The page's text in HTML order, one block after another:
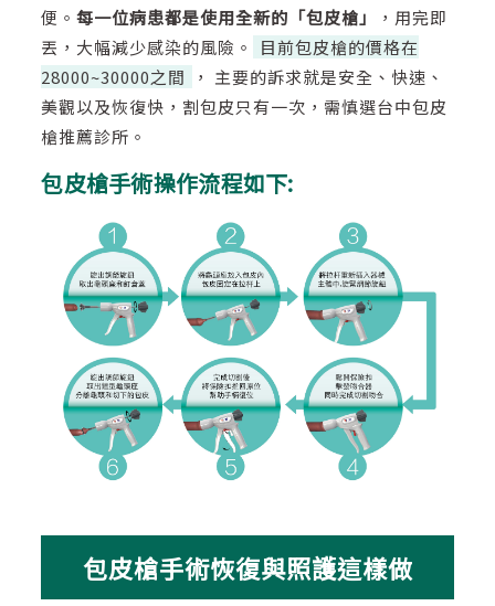
便。每一位病患都是使用全新的「包皮槍」
，用完即
丟，大幅減少感染的風險。
目前包皮槍的價格在
28000~30000之間
， 主要的訴求就是安全、快速、
美觀以及恢復快，割包皮只有一次，需慎選台中包皮
槍推薦診所。
包皮槍手術操作流程如下:
包皮槍手術恢復與照護這樣做